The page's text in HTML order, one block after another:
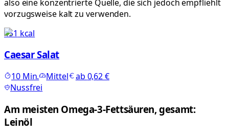
also eine konzentrierte Quelle, die sich jedoch empfliehlt
vorzugsweise kalt zu verwenden.
451 kcal
Caesar Salat
10Min. Mittel ab 0,62 €
Nussfrei
Am meisten Omega-3-Fettsäuren, gesamt:
Leinöl